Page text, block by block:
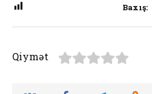
Baxış:
Qiymət